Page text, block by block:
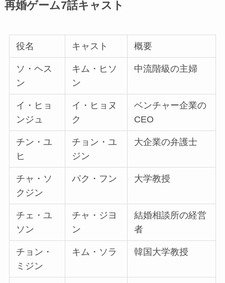
再婚ゲーム7話キャスト
役名 キャスト 概要
ソ・ヘス
ン
キム・ヒソ
ン
中流階級の主婦
イ・ヒョ
ンジュ
イ・ヒョヌ
ク
ベンチャー企業の
CEO
チン・ユ
ヒ
チョン・ユ
ジン
大企業の弁護士
チャ・ソ
クジン
パク・フン 大学教授
チェ・ユ
ソン
チャ・ジヨ
ン
結婚相談所の経営
者
チョン・
ミジン
キム・ソラ 韓国大学教授